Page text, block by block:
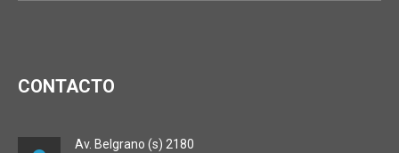
CONTACTO
Av. Belgrano (s) 2180